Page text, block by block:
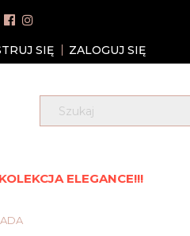
SIĘ ZALOGUJ SIĘ
ELEGANCE!!!